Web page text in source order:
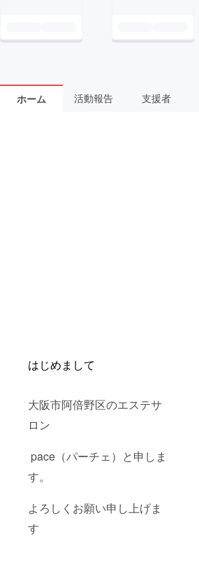
ホーム 活動報告 支援者
はじめまして
大阪市阿倍野区のエステサ
ロン
pace（パーチェ）と申しま
す。
よろしくお願い申し上げま
す